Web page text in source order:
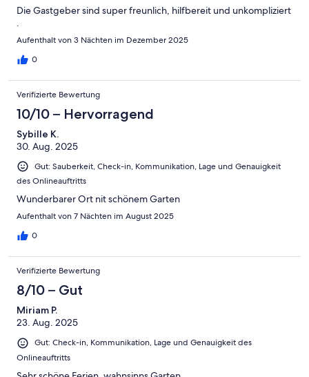
Die Gastgeber sind super freunlich, hilfbereit und unkompliziert
.
Aufenthalt von 3 Nächten im Dezember 2025
0
Verifizierte Bewertung
10/10 – Hervorragend
Sybille K.
30. Aug. 2025
Gut: Sauberkeit, Check-in, Kommunikation, Lage und Genauigkeit
des Onlineauftritts
Wunderbarer Ort nit schönem Garten
Aufenthalt von 7 Nächten im August 2025
0
Verifizierte Bewertung
8/10 – Gut
Miriam P.
23. Aug. 2025
Gut: Check-in, Kommunikation, Lage und Genauigkeit des
Onlineauftritts